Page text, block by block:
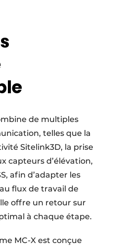
de multiples
telles que la
Sitelink3D, la prise
capteurs d’élévation,
afin d’adapter les
flux de travail de
offre un retour sur
à chaque étape.
MC-X est conçue